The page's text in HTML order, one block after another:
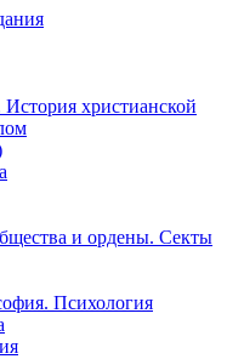
христианской
и ордены. Секты
Психология